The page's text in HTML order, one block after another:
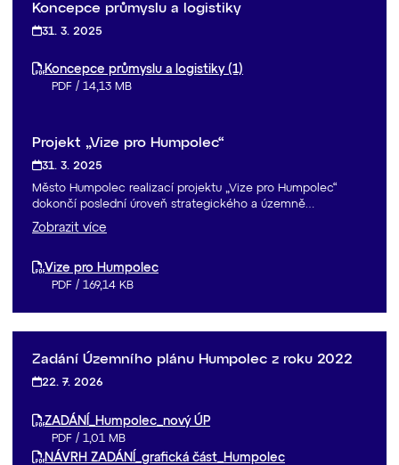
Koncepce průmyslu a logistiky
31. 3. 2025
Koncepce průmyslu a logistiky (1)
PDF / 14,13 MB
Projekt „Vize pro Humpolec“
31. 3. 2025
Město Humpolec realizací projektu „Vize pro Humpolec“
dokončí poslední úroveň strategického a územně…
Zobrazit více
Vize pro Humpolec
PDF / 169,14 KB
Zadání Územního plánu Humpolec z roku 2022
22. 7. 2026
ZADÁNÍ_Humpolec_nový ÚP
PDF / 1,01 MB
NÁVRH ZADÁNÍ_grafická část_Humpolec